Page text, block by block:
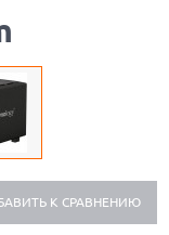
К СРАВНЕНИЮ